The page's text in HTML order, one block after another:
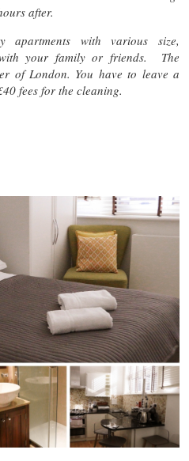
after.
apartments with various size,
your family or friends. The
of London. You have to leave a
fees for the cleaning.